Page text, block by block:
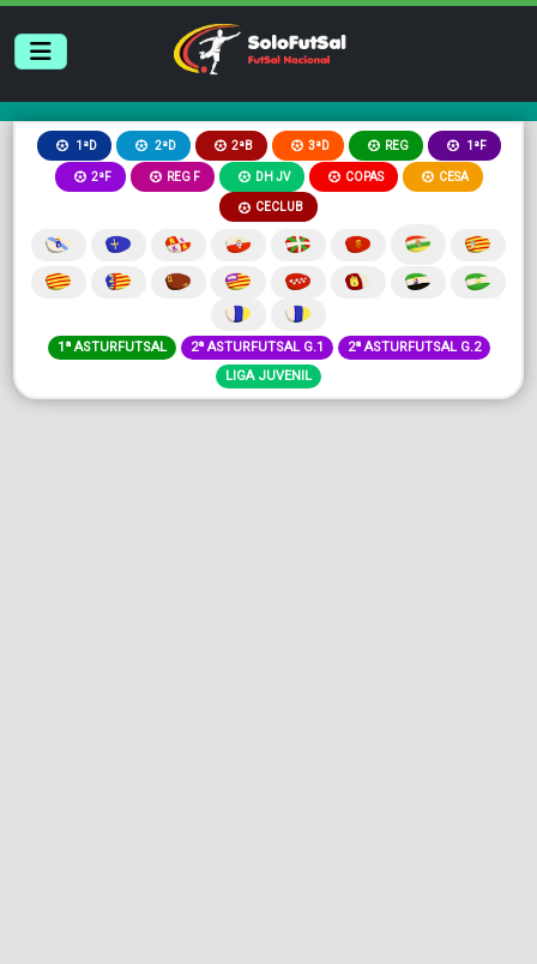
1ªD 2ªD 2ªB 3ªD REG 1ªF
2ªF REG F DH JV COPAS CESA
CECLUB
1ª ASTURFUTSAL 2ª ASTURFUTSAL G.1
2ª ASTURFUTSAL G.2
LIGA JUVENIL